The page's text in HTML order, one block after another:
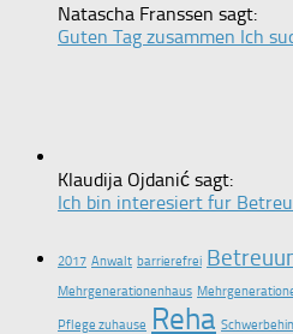
Natascha Franssen sagt:
Guten Tag zusammen Ich
Klaudija Ojdanić sagt:
Ich bin interesiert fur
2017 Anwalt barrierefrei
Mehrgenerationenhaus
Pflege zuhause Reha